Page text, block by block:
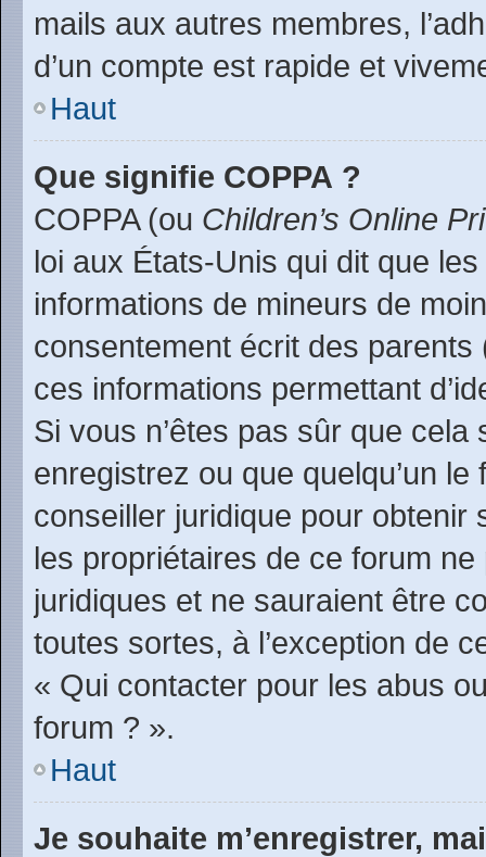
mails aux autres membres,
d’un compte est rapide et
Haut
Que signifie COPPA ?
COPPA (ou Children’s Online
loi aux États-Unis qui dit que
informations de mineurs de
consentement écrit des parents
ces informations permettant
Si vous n’êtes pas sûr que
enregistrez ou que quelqu’un
conseiller juridique pour obtenir
les propriétaires de ce forum
juridiques et ne sauraient être
toutes sortes, à l’exception de
« Qui contacter pour les abus
forum ? ».
Haut
Je souhaite m’enregistrer,